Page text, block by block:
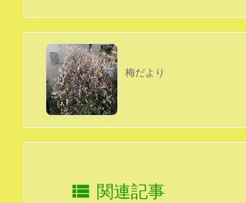
梅だより
 関連記事